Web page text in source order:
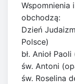
Wspomnienia
obchodzą:
Dzień
Polsce)
bł. Anioł
św. Antoni
św. Roselina